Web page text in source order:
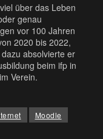
über das Leben
genau
vor 100 Jahren
2020 bis 2022,
absolvierte er
beim ifp in
Verein.
Moodle